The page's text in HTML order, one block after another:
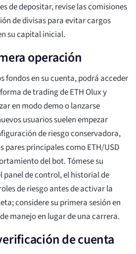
de depositar, revise las comisiones
de divisas para evitar cargos
su capital inicial.
operación
fondos en su cuenta, podrá acceder
de trading de ETH Olux y
en modo demo o lanzarse
usuarios suelen empezar
de riesgo conservadora,
pares principales como ETH/USD
del bot. Tómese su
de control, el historial de
de riesgo antes de activar la
considere su primera sesión en
manejo en lugar de una carrera.
de cuenta